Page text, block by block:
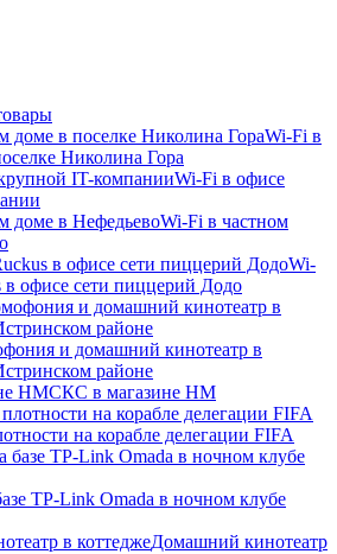
Wi-Fi в
Николина Гора
Wi-Fi в офисе
Wi-Fi в частном
Wi-
в офисе сети пиццерий Додо
и домашний кинотеатр в
районе
СКС в магазине HM
на корабле делегации FIFA
TP-Link Omada в ночном клубе
Домашний кинотеатр